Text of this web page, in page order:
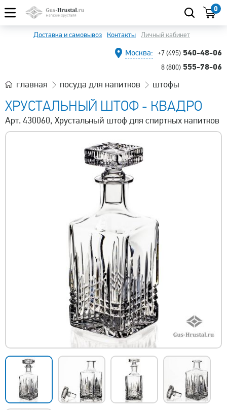
0
Доставка и самовывоз Контакты Личный кабинет
Москва: +7 (495) 540-48-06
8 (800) 555-78-06
главная посуда для напитков штофы
ХРУСТАЛЬНЫЙ ШТОФ - КВАДРО
Арт. 430060, Хрустальный штоф для спиртных напитков